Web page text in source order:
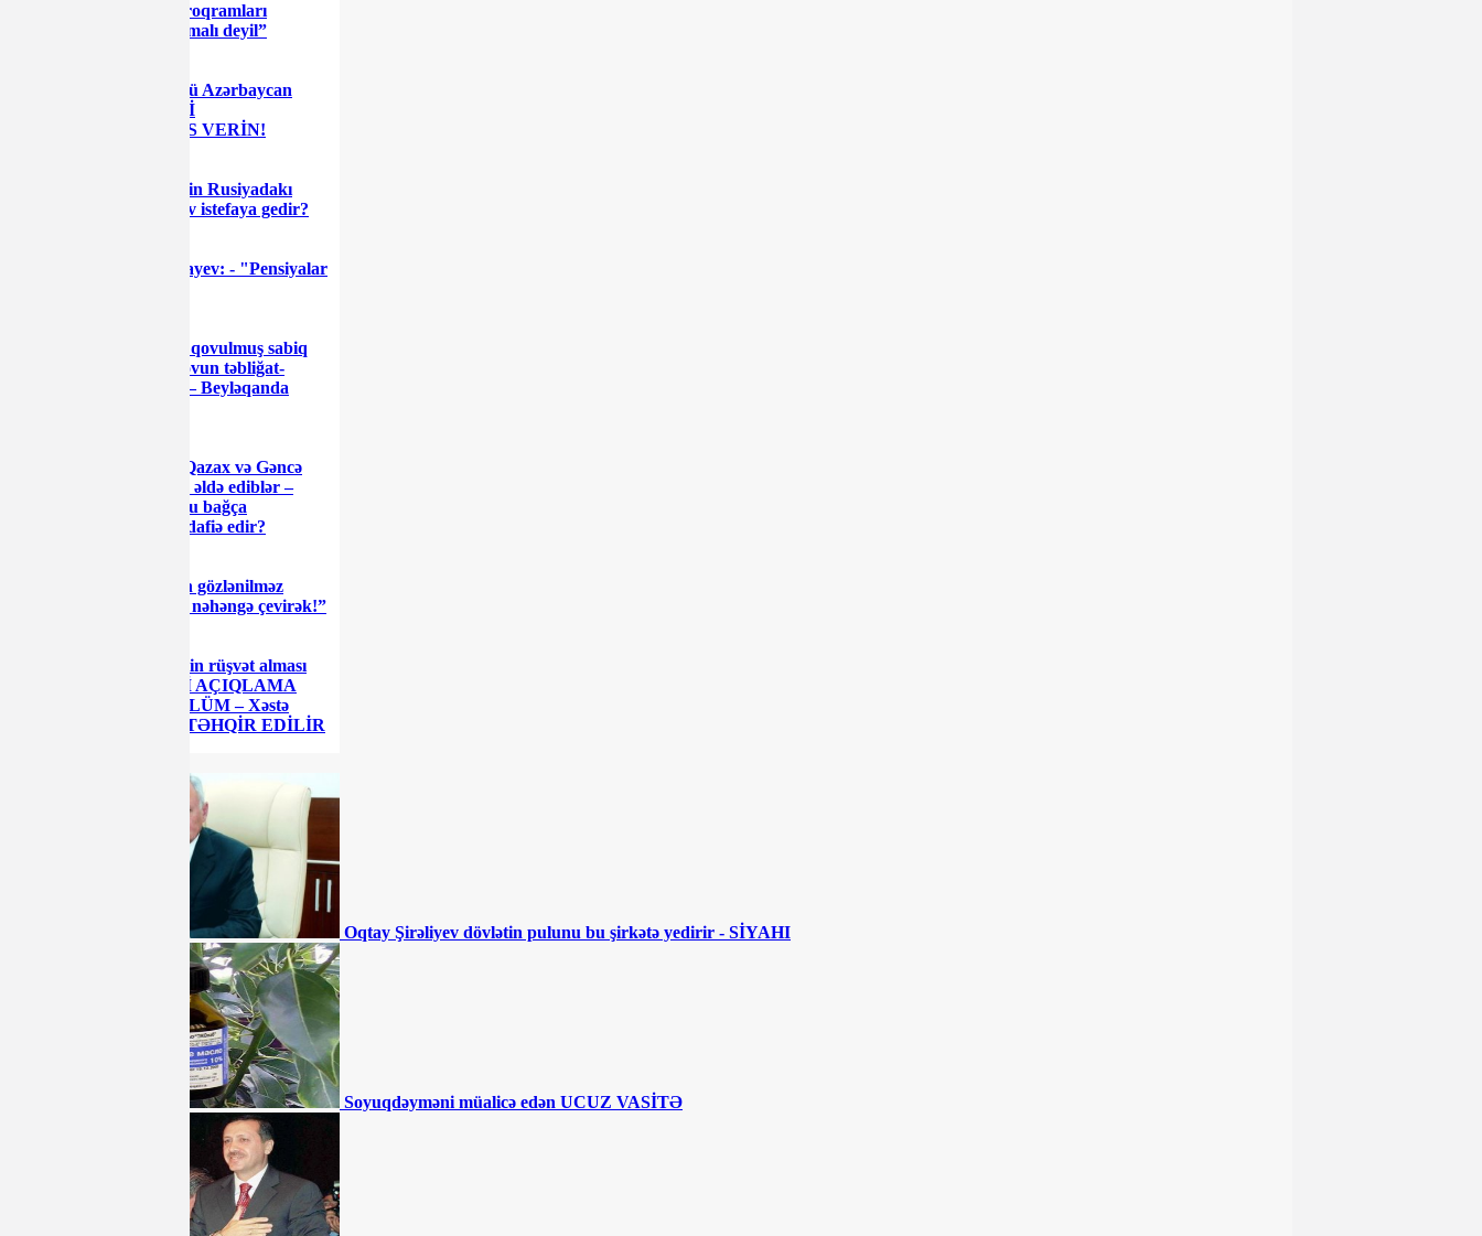
“Dövlət proqramları
birdəfəlik şpris kimi olmalı deyil”
Daha güclü Azərbaycan
naminə - ÖZ LAYİQLİ
NAMİZƏDİNİZƏ SƏS VERİN!
Ermənilərin Rusiyadakı
“boz kardinalı” Lavrov istefaya gedir?
Sahil Babayev: - "Pensiyalar
Vəzifədən qovulmuş sabiq
müavin Şahin İsmayılovun təbliğat-
təşviqat işlərini aparır – Beyləqanda
AMİ-nin Qazax və Gəncə
filalından saxta diplom əldə ediblər –
Füzulidə saxta diplomlu bağça
müdirlərini kimlər müdafiə edir?
Trampdan gözlənilməz
çağırış: “İranı yenidən nəhəngə çevirək!”
Yol polisinin rüşvət alması
xəbəri ilə bağlı RƏSMİ AÇIQLAMA
2 saylı uşaq evində ZÜLÜM – Xəstə
uşaqlar belə döyülüm TƏHQİR EDİLİR
Ceyhun Bayramovdan yeni
Azərbaycanın UEFA-nın
Feyr-Pley reytinqində yeri AÇIQLANIB
Azərbaycanda QHT sədri
DƏHŞƏTLİ QƏZADA öldü
Müdafiə nazirin kortejinə
hücum olundu - ÖLƏNLƏR VAR
Sürücülərin NƏZƏRİNƏ:
Bu ərazilərdə radara düşmüsünüzsə, ləğv
İki qurum birləşdirilir,
Oqtay Şirəliyev dövlətin pulunu bu şirkətə yedirir - SİYAHI
Soyuqdəyməni müalicə edən UCUZ VASİTƏ